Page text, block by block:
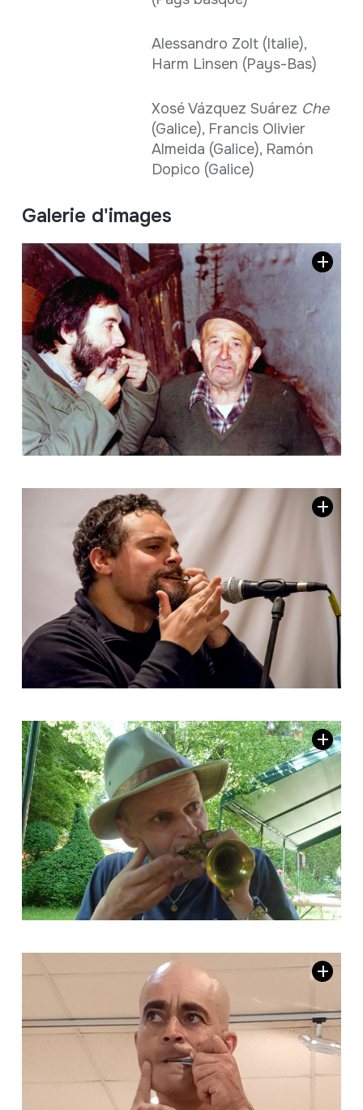
Alessandro Zolt (Italie),
Harm Linsen (Pays-Bas)
Xosé Vázquez Suárez Che
(Galice), Francis Olivier
Almeida (Galice), Ramón
Dopico (Galice)
Galerie d'images